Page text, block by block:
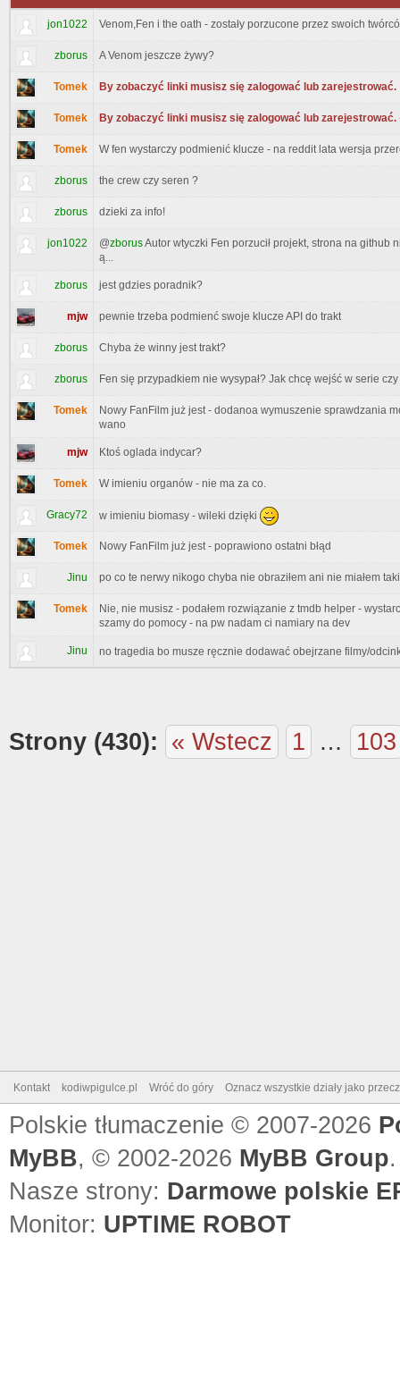
jon1022 Venom,Fen i the oath - zostały porzucone przez swoich
zborus A Venom jeszcze żywy?
Tomek By zobaczyć linki musisz się zalogować lub zarejestrować.
Tomek By zobaczyć linki musisz się zalogować lub zarejestrować.
Tomek W fen wystarczy podmienić klucze - na reddit lata wersja
zborus the crew czy seren ?
zborus dzieki za info!
jon1022 @zborusAutor wtyczki Fen porzucił projekt, strona na github
ą...
zborus jest gdzies poradnik?
mjw pewnie trzeba podmienć swoje klucze API do trakt
zborus Chyba że winny jest trakt?
zborus Fen się przypadkiem nie wysypał? Jak chcę wejść w serie
Tomek
Nowy FanFilm już jest - dodanoa wymuszenie sprawdzania
wano
mjw Ktoś oglada indycar?
Tomek W imieniu organów - nie ma za co.
Gracy72 w imieniu biomasy - wileki dzięki
Tomek Nowy FanFilm już jest - poprawiono ostatni błąd
Jinu po co te nerwy nikogo chyba nie obraziłem ani nie miałem
Tomek
Nie, nie musisz - podałem rozwiązanie z tmdb helper -
szamy do pomocy - na pw nadam ci namiary na dev
Jinu no tragedia bo musze ręcznie dodawać obejrzane filmy/
Strony (430): « Wstecz 1 … 103
Kontakt kodiwpigulce.pl Wróć do góry Oznacz wszystkie działy jako
Polskie tłumaczenie © 2007-2026
MyBB, © 2002-2026 MyBB Group.
Nasze strony: Darmowe polskie
Monitor: UPTIME ROBOT